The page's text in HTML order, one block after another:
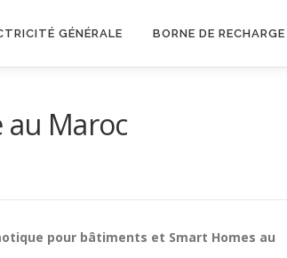
GÉNÉRALE BORNE DE RECHARGE
Maroc
pour bâtiments et Smart Homes au